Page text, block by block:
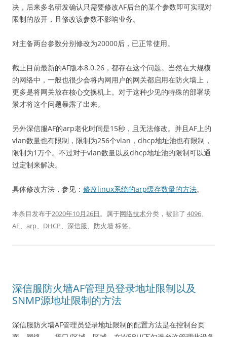
决，后来多名研发确认只需要修改AF后台的某个参数即可实现对
限制的放开，且修改该参数不影响业务。
对主备两台参数分别修改为20000后，已正常使用。
截止目前最新的AF版本8.0.26，都存在这个问题。当然在大规模
的网络中，一般也很少会将内网用户的网关都启用在防火墙上，
更多是将网关放在核心交换机上。对于这种少见的特殊的部署场
景才将这个问题暴露了出来。
另外深信服AF的arp老化时间是15秒，且无法修改。并且AF上的
vlan数量也有限制，限制为256个vlan，dhcp地址池也有限制，
限制为1万个。不过对于vlan数量以及dhcp地址池的限制可以通
过定制来解决。
具体修改方法，参见： 修改linux系统的arp缓存数量的方法。
本条目发布于2020年10月26日。属于网络技术分类，被贴了 4096、
AF、 arp、 DHCP、 深信服、 防火墙标签。
深信服防火墙AF管理员登录地址限制以及
SNMP源地址限制的方法
深信服防火墙AF管理员登录地址限制的配置方法是在控制台页